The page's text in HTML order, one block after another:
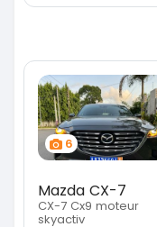
6
Mazda CX-7
CX-7 Cx9 moteur
skyactiv